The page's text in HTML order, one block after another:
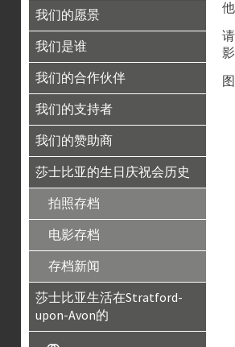
我们的愿景
我们是谁
我们的合作伙伴
我们的支持者
我们的赞助商
莎士比亚的生日庆祝会历史
拍照存档
电影存档
存档新闻
莎士比亚生活在Stratford-
upon-Avon的